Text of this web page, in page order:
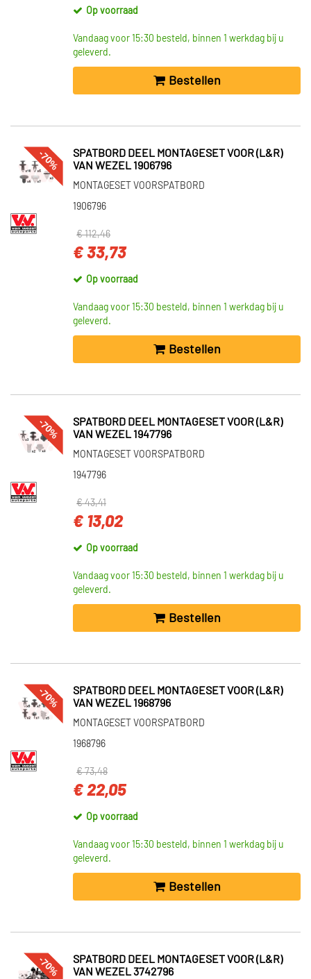
Op voorraad
Vandaag voor 15:30 besteld, binnen 1 werkdag bij u
geleverd.
Bestellen
-70%
SPATBORD DEEL MONTAGESET VOOR (L&R)
VAN WEZEL 1906796
MONTAGESET VOORSPATBORD
1906796
€ 112,46
€ 33,73
Op voorraad
Vandaag voor 15:30 besteld, binnen 1 werkdag bij u
geleverd.
Bestellen
-70%
SPATBORD DEEL MONTAGESET VOOR (L&R)
VAN WEZEL 1947796
MONTAGESET VOORSPATBORD
1947796
€ 43,41
€ 13,02
Op voorraad
Vandaag voor 15:30 besteld, binnen 1 werkdag bij u
geleverd.
Bestellen
-70%
SPATBORD DEEL MONTAGESET VOOR (L&R)
VAN WEZEL 1968796
MONTAGESET VOORSPATBORD
1968796
€ 73,48
€ 22,05
Op voorraad
Vandaag voor 15:30 besteld, binnen 1 werkdag bij u
geleverd.
Bestellen
-70%
SPATBORD DEEL MONTAGESET VOOR (L&R)
VAN WEZEL 3742796